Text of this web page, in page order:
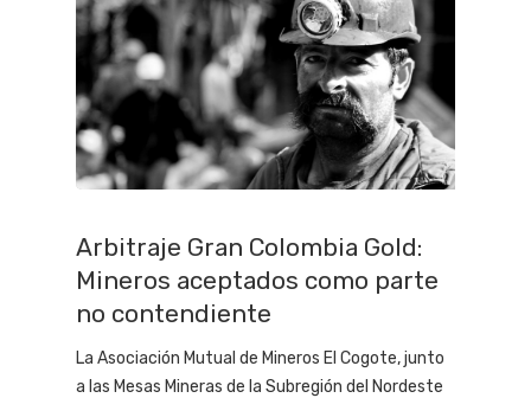
Arbitraje Gran Colombia Gold:
Mineros aceptados como parte
no contendiente
La Asociación Mutual de Mineros El Cogote, junto
a las Mesas Mineras de la Subregión del Nordeste